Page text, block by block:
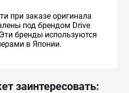
при заказе оригинала
под брендом Drive
бренды используются
в Японии.
заинтересовать: